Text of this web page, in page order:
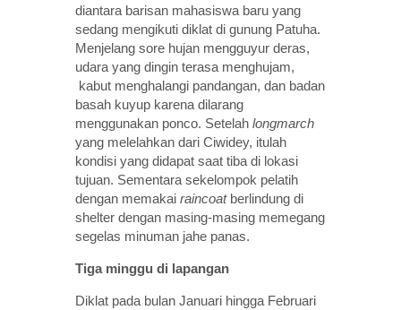
diantara barisan mahasiswa baru yang
sedang mengikuti diklat di gunung Patuha.
Menjelang sore hujan mengguyur deras,
udara yang dingin terasa menghujam,
kabut menghalangi pandangan, dan badan
basah kuyup karena dilarang
menggunakan ponco. Setelah longmarch
yang melelahkan dari Ciwidey, itulah
kondisi yang didapat saat tiba di lokasi
tujuan. Sementara sekelompok pelatih
dengan memakai raincoatberlindung di
shelter dengan masing-masing memegang
segelas minuman jahe panas.
Tiga minggu di lapangan
Diklat pada bulan Januari hingga Februari